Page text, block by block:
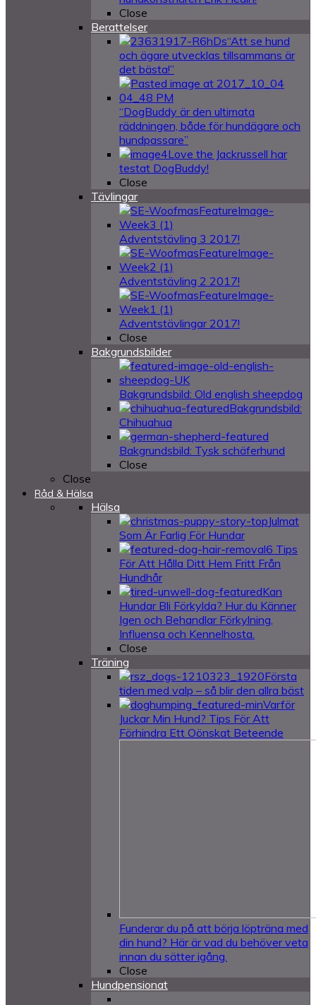
Close
Berattelser
“Att se hund
och ägare utvecklas tillsammans är
det bästa!”
“DogBuddy är den ultimata
räddningen, både för hundägare och
hundpassare”
Love the Jackrussell har
testat DogBuddy!
Close
Tävlingar
Adventstävling 3 2017!
Adventstävling 2 2017!
Adventstävlingar 2017!
Close
Bakgrundsbilder
Bakgrundsbild: Old english sheepdog
Bakgrundsbild:
Chihuahua
Bakgrundsbild: Tysk schäferhund
Close
Close
Råd & Hälsa
Hälsa
Julmat
Som Är Farlig För Hundar
6 Tips
För Att Hålla Ditt Hem Fritt Från
Hundhår
Kan
Hundar Bli Förkylda? Hur du Känner
Igen och Behandlar Förkylning,
Influensa och Kennelhosta.
Close
Träning
Första
tiden med valp – så blir den allra bäst
Varför
Juckar Min Hund? Tips För Att
Förhindra Ett Oönskat Beteende
Funderar du på att börja löpträna med
din hund? Här är vad du behöver veta
innan du sätter igång.
Close
Hundpensionat